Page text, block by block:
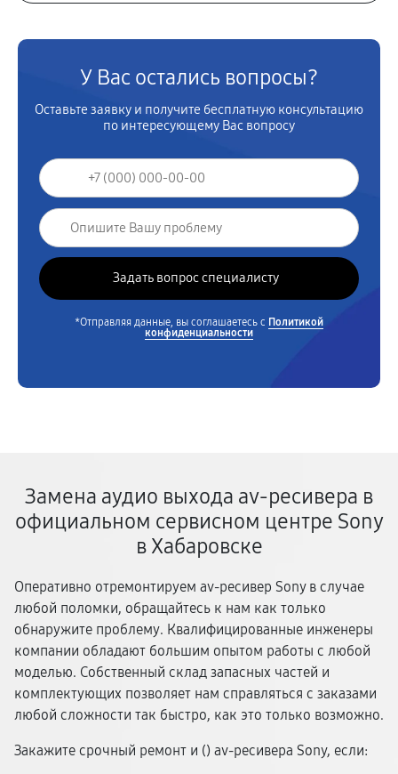
У Вас остались вопросы?
Оставьте заявку и получите бесплатную консультацию
по интересующему Вас вопросу
*Отправляя данные, вы соглашаетесь с Политикой
конфиденциальности
Замена аудио выхода av-ресивера в
официальном сервисном центре Sony
в Хабаровске
Оперативно отремонтируем av-ресивер Sony в случае
любой поломки, обращайтесь к нам как только
обнаружите проблему. Квалифицированные инженеры
компании обладают большим опытом работы с любой
моделью. Собственный склад запасных частей и
комплектующих позволяет нам справляться с заказами
любой сложности так быстро, как это только возможно.
Закажите срочный ремонт и () av-ресивера Sony, если: